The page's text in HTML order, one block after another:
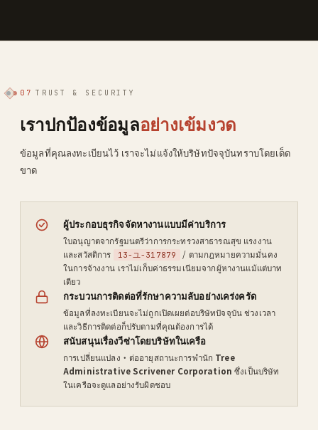
07 TRUST & SECURITY
เราปกป้องข้อมูลอย่างเข้มงวด
ข้อมูลที่คุณลงทะเบียนไว้ เราจะไม่แจ้งให้บริษัทปัจจุบันทราบโดยเด็ด
ขาด
ผู้ประกอบธุรกิจจัดหางานแบบมีค่าบริการ
ใบอนุญาตจากรัฐมนตรีว่าการกระทรวงสาธารณสุข แรงงาน
และสวัสดิการ
13-ユ-317879
/ ตามกฎหมายความมั่นคง
ในการจ้างงาน เราไม่เก็บค่าธรรมเนียมจากผู้หางานแม้แต่บาท
เดียว
กระบวนการติดต่อที่รักษาความลับอย่างเคร่งครัด
ข้อมูลที่ลงทะเบียนจะไม่ถูกเปิดเผยต่อบริษัทปัจจุบัน ช่วงเวลา
และวิธีการติดต่อก็ปรับตามที่คุณต้องการได้
สนับสนุนเรื่องวีซ่าโดยบริษัทในเครือ
การเปลี่ยนแปลง・ต่ออายุสถานะการพำนัก Tree
Administrative Scrivener Corporation ซึ่งเป็นบริษัท
ในเครือจะดูแลอย่างรับผิดชอบ